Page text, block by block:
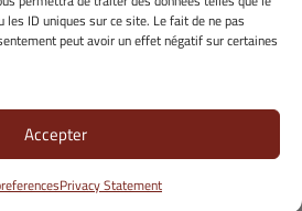
ID uniques sur ce site. Le fait de ne pas
peut avoir un effet négatif sur certaines
Accepter
Privacy Statement
confidentialité
- ARTEHIS @ 2026
de Bourgogne Europe